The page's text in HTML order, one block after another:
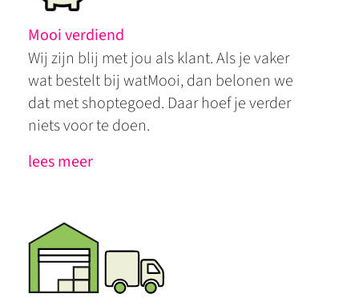
Mooi verdiend
Wij zijn blij met jou als klant. Als je vaker
wat bestelt bij watMooi, dan belonen we
dat met shoptegoed. Daar hoef je verder
niets voor te doen.
lees meer